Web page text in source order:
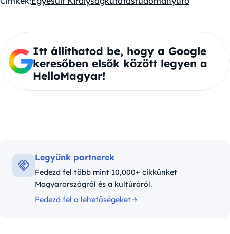
Itt állíthatod be, hogy a Google
keresőben elsők között legyen a
HelloMagyar!
Legyünk partnerek
Fedezd fel több mint 10,000+ cikkünket
Magyarországról és a kultúráról.
Fedezd fel a lehetőségeket